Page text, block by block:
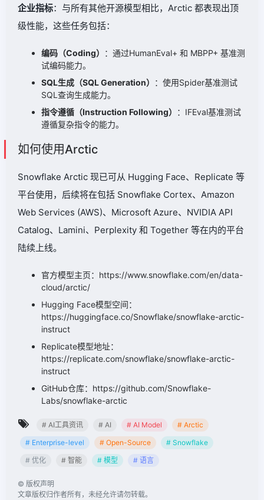
企业指标：与所有其他开源模型相比，Arctic 都表现出顶
级性能，这些任务包括：
编码（Coding）
：通过HumanEval+ 和 MBPP+ 基准测
试编码能力。
SQL生成（SQL Generation）
：使用Spider基准测试
SQL查询生成能力。
指令遵循（Instruction Following）
：IFEval基准测试
遵循复杂指令的能力。
如何使用Arctic
Snowflake Arctic 现已可从 Hugging Face、Replicate 等
平台使用，后续将在包括 Snowflake Cortex、Amazon
Web Services (AWS)、Microsoft Azure、NVIDIA API
Catalog、Lamini、Perplexity 和 Together 等在内的平台
陆续上线。
官方模型主页：https://www.snowflake.com/en/data-
cloud/arctic/
Hugging Face模型空间：
https://huggingface.co/Snowflake/snowflake-arctic-
instruct
Replicate模型地址：
https://replicate.com/snowflake/snowflake-arctic-
instruct
GitHub仓库：https://github.com/Snowflake-
Labs/snowflake-arctic
# AI工具资讯 # AI # AI Model
# Arctic
# Enterprise-level
# Open-Source
# Snowflake
# 优化
# 智能 # 模型 # 语言
© 版权声明
文章版权归作者所有，未经允许请勿转载。